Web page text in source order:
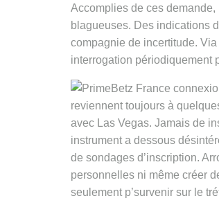
Accomplies de ces
blagueuses. Des indications
compagnie de incertitude.
interrogation périodiquement
reviennent toujours à
avec Las Vegas. Jamais de
instrument a dessous
de sondages d’inscription.
personnelles ni même créer
seulement p’survenir sur le